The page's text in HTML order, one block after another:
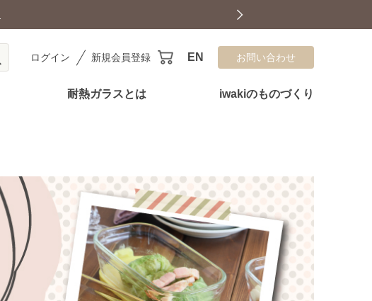
ログイン 新規会員登録 EN お問い合わせ
耐熱ガラスとは iwakiのものづくり